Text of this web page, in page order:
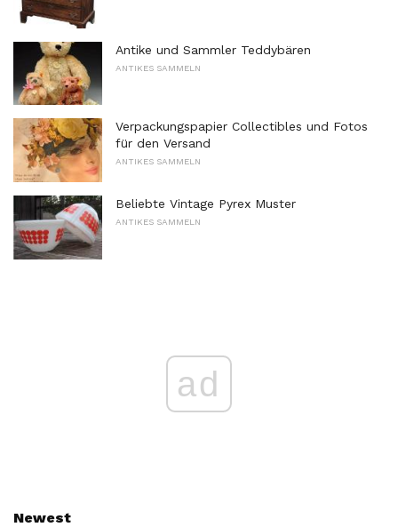
Antike und Sammler Teddybären
ANTIKES SAMMELN
Verpackungspapier Collectibles und Fotos
für den Versand
ANTIKES SAMMELN
Beliebte Vintage Pyrex Muster
ANTIKES SAMMELN
ad
Newest